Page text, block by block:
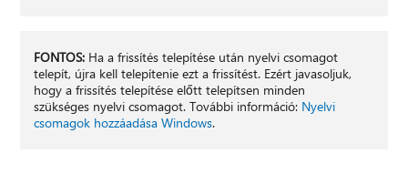
FONTOS:Ha a frissítés telepítése után nyelvi csomagot
telepít, újra kell telepítenie ezt a frissítést. Ezért javasoljuk,
hogy a frissítés telepítése előtt telepítsen minden
szükséges nyelvi csomagot. További információ: Nyelvi
csomagok hozzáadása Windows.